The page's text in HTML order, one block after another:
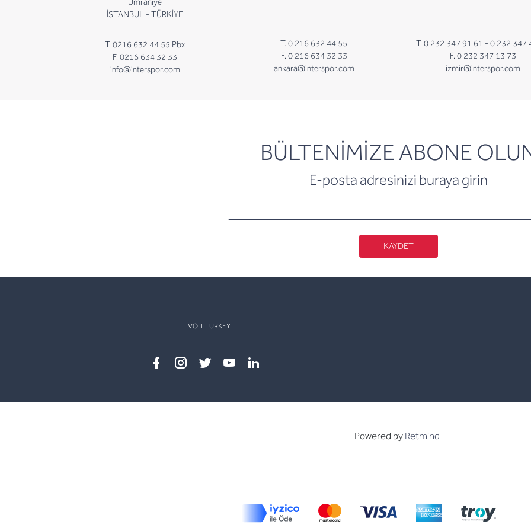
İSTANBUL - TÜRKİYE
T. 0216 632 44 55 Pbx
F. 0216 634 32 33
info@interspor.com
T. 0 216 632 44 55
F. 0 216 634 32 33
ankara@interspor.com
T. 0 232 347 91 61 - 0 232 347
F. 0 232 347 13 73
izmir@interspor.com
BÜLTENİMİZE ABONE
E-posta adresinizi buraya girin
newsletter
KAYDET
VOIT TURKEY
Powered by Retmind